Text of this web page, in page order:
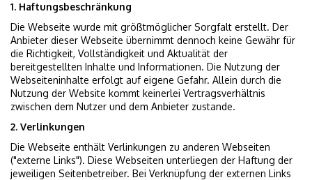
1. Haftungsbeschränkung
Die Webseite wurde mit größtmöglicher Sorgfalt erstellt. Der
Anbieter dieser Webseite übernimmt dennoch keine Gewähr für
die Richtigkeit, Vollständigkeit und Aktualität der
bereitgestellten Inhalte und Informationen. Die Nutzung der
Webseiteninhalte erfolgt auf eigene Gefahr. Allein durch die
Nutzung der Website kommt keinerlei Vertragsverhältnis
zwischen dem Nutzer und dem Anbieter zustande.
2. Verlinkungen
Die Webseite enthält Verlinkungen zu anderen Webseiten
("externe Links"). Diese Webseiten unterliegen der Haftung der
jeweiligen Seitenbetreiber. Bei Verknüpfung der externen Links